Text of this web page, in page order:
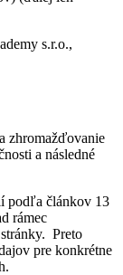
s.r.o.,
zhromažďovanie
a následné
podľa článkov 13
rámec
Preto
pre konkrétne